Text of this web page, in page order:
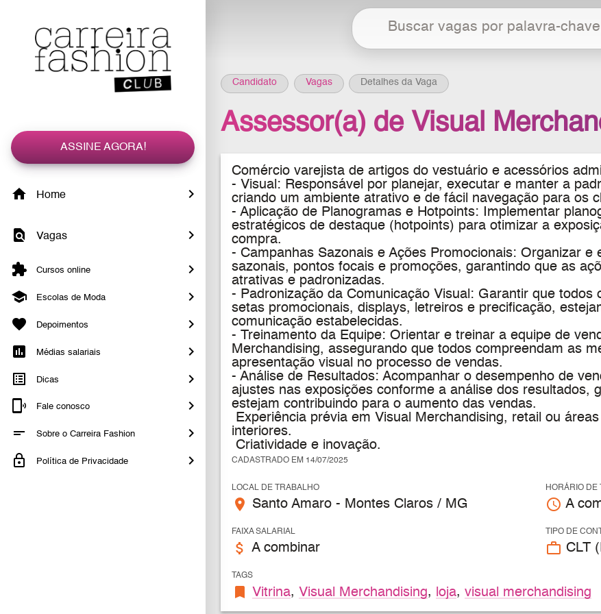
ASSINE AGORA!
Home
Vagas
Cursos online
Escolas de Moda
Depoimentos
Médias salariais
Dicas
Fale conosco
Sobre o Carreira Fashion
Política de Privacidade
Candidato Vagas Detalhes da Vaga
Assessor(a) de Visual
Comércio varejista de artigos do vestuário e acessórios
- Visual: Responsável por planejar, executar e manter a
criando um ambiente atrativo e de fácil navegação para os
- Aplicação de Planogramas e Hotpoints: Implementar
estratégicos de destaque (hotpoints) para otimizar a
compra.
- Campanhas Sazonais e Ações Promocionais: Organizar
sazonais, pontos focais e promoções, garantindo que as
atrativas e padronizadas.
- Padronização da Comunicação Visual: Garantir que todos
setas promocionais, displays, letreiros e precificação,
comunicação estabelecidas.
- Treinamento da Equipe: Orientar e treinar a equipe de
Merchandising, assegurando que todos compreendam as
apresentação visual no processo de vendas.
- Análise de Resultados: Acompanhar o desempenho de
ajustes nas exposições conforme a análise dos resultados,
estejam contribuindo para o aumento das vendas.
Experiência prévia em Visual Merchandising, retail ou
interiores.
Criatividade e inovação.
CADASTRADO EM 14/07/2025
LOCAL DE TRABALHO
place Santo Amaro - Montes Claros / MG
HORÁRIO DE
access_time A
FAIXA SALARIAL
attach_money A combinar
TIPO DE
work_outline CLT
TAGS
bookmark Vitrina, Visual Merchandising, loja, visual merchandising